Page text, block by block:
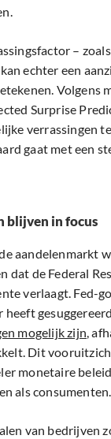
–
echter een
Volgens
Surprise
verrassingen
gaat met een
blijven in focus
aandelenmarkt
dat de Federal
verlaagt. Fed-
mogelijk zijn ,
Dit
monetaire
als consumenten.
van bedrijven